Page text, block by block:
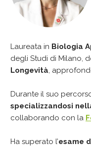
Laureata in Biologia
degli Studi di Milano,
Longevità,
Durante il suo
specializzandosi
collaborando con la
Ha superato l’esame